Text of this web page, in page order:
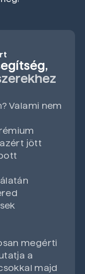
Valami nem
jött
megérti
a
majd